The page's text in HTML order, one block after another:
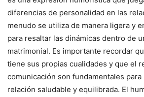
diferencias de personalidad en las
menudo se utiliza de manera ligera y
para resaltar las dinámicas dentro de
matrimonial. Es importante recordar
tiene sus propias cualidades y que el
comunicación son fundamentales
relación saludable y equilibrada. El